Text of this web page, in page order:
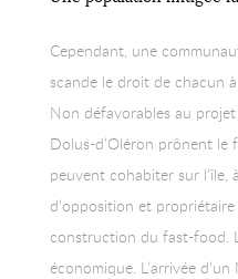
Cependant, une
scande le droit de chacun
Non défavorables au
Dolus-d’Oléron prônent le
peuvent cohabiter sur l’île,
d’opposition et
construction du fast-food.
économique. L’arrivée